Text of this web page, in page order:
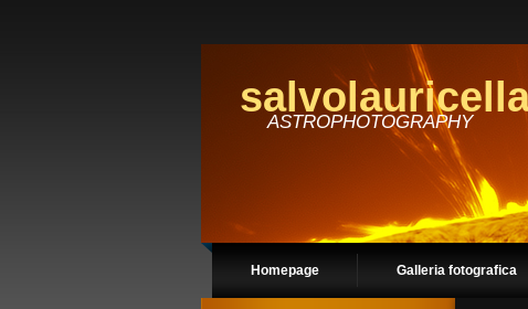
ASTROPHOTOGRAPHY
Homepage Galleria fotografica